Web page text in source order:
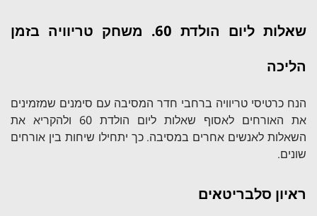
שאלות ליום הולדת 60. משחק טריוויה בזמן
הליכה
הנח כרטיסי טריוויה ברחבי חדר המסיבה עם סימנים שמזמינים
את האורחים לאסוף שאלות ליום הולדת 60 ולהקריא את
השאלות לאנשים אחרים במסיבה. כך יתחילו שיחות בין אורחים
שונים.
ראיון סלבריטאים